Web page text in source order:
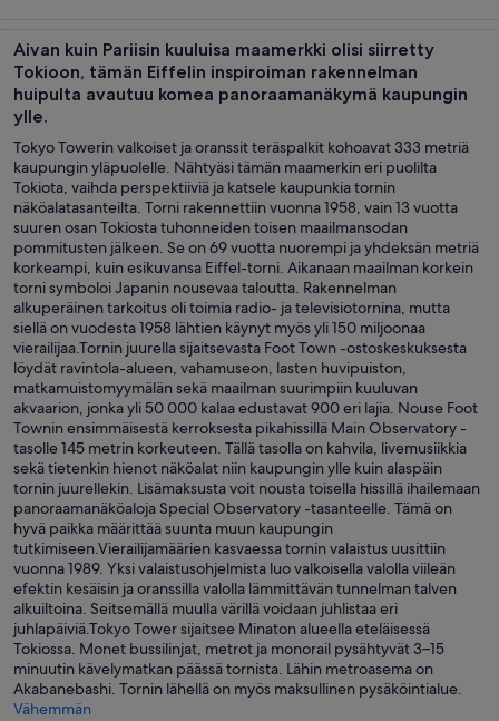
Aivan kuin Pariisin kuuluisa maamerkki olisi siirretty
Tokioon, tämän Eiffelin inspiroiman rakennelman
huipulta avautuu komea panoraamanäkymä kaupungin
ylle.
Tokyo Towerin valkoiset ja oranssit teräspalkit kohoavat 333 metriä
kaupungin yläpuolelle. Nähtyäsi tämän maamerkin eri puolilta
Tokiota, vaihda perspektiiviä ja katsele kaupunkia tornin
näköalatasanteilta. Torni rakennettiin vuonna 1958, vain 13 vuotta
suuren osan Tokiosta tuhonneiden toisen maailmansodan
pommitusten jälkeen. Se on 69 vuotta nuorempi ja yhdeksän metriä
korkeampi, kuin esikuvansa Eiffel-torni. Aikanaan maailman korkein
torni symboloi Japanin nousevaa taloutta. Rakennelman
alkuperäinen tarkoitus oli toimia radio- ja televisiotornina, mutta
siellä on vuodesta 1958 lähtien käynyt myös yli 150 miljoonaa
vierailijaa.Tornin juurella sijaitsevasta Foot Town -ostoskeskuksesta
löydät ravintola-alueen, vahamuseon, lasten huvipuiston,
matkamuistomyymälän sekä maailman suurimpiin kuuluvan
akvaarion, jonka yli 50 000 kalaa edustavat 900 eri lajia. Nouse Foot
Townin ensimmäisestä kerroksesta pikahissillä Main Observatory -
tasolle 145 metrin korkeuteen. Tällä tasolla on kahvila, livemusiikkia
sekä tietenkin hienot näköalat niin kaupungin ylle kuin alaspäin
tornin juurellekin. Lisämaksusta voit nousta toisella hissillä ihailemaan
panoraamanäköaloja Special Observatory -tasanteelle. Tämä on
hyvä paikka määrittää suunta muun kaupungin
tutkimiseen.Vierailijamäärien kasvaessa tornin valaistus uusittiin
vuonna 1989. Yksi valaistusohjelmista luo valkoisella valolla viileän
efektin kesäisin ja oranssilla valolla lämmittävän tunnelman talven
alkuiltoina. Seitsemällä muulla värillä voidaan juhlistaa eri
juhlapäiviä.Tokyo Tower sijaitsee Minaton alueella eteläisessä
Tokiossa. Monet bussilinjat, metrot ja monorail pysähtyvät 3–15
minuutin kävelymatkan päässä tornista. Lähin metroasema on
Akabanebashi. Tornin lähellä on myös maksullinen pysäköintialue.
Vähemmän